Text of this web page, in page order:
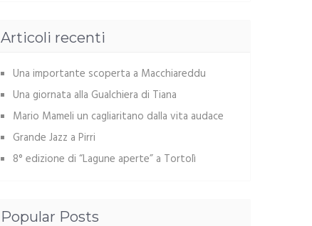
Articoli recenti
Una importante scoperta a Macchiareddu
Una giornata alla Gualchiera di Tiana
Mario Mameli un cagliaritano dalla vita audace
Grande Jazz a Pirri
8° edizione di “Lagune aperte” a Tortolì
Popular Posts